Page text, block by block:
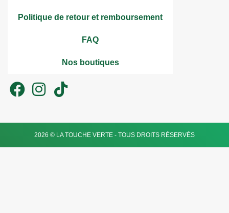
Politique de retour et remboursement
FAQ
Nos boutiques
2026 © LA TOUCHE VERTE - TOUS DROITS RÉSERVÉS